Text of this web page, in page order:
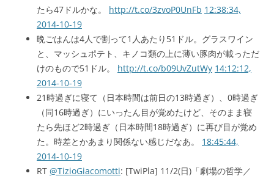
たら47ドルかな。 http://t.co/3zvoP0UnFb 12:38:34,
2014-10-19
晩ごはんは4人で割って1人あたり51ドル。グラスワイン
と、マッシュポテト、キノコ類の上に薄い豚肉が載っただ
けのもので51ドル。 http://t.co/b09UvZutWy 14:12:12,
2014-10-19
21時過ぎに寝て（日本時間は前日の13時過ぎ）、0時過ぎ
（同16時過ぎ）にいったん目が覚めたけど、そのまま寝
たら先ほど2時過ぎ（日本時間18時過ぎ）に再び目が覚め
た。時差とかあまり関係ない感じだなあ。 18:45:44,
2014-10-19
RT @TizioGiacomotti: [TwiPla] 11/2(日)「劇場の哲学／